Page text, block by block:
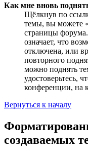
Как мне вновь
Щёлкнув по
темы, вы можете
страницы форума.
означает, что
отключена, или
повторного
можно поднять
удостоверьтесь,
конференции, на
Вернуться к началу
создаваемых